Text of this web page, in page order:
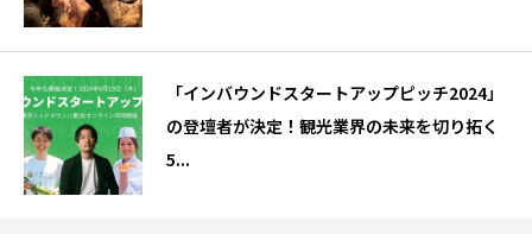
「インバウンドスタートアップピッチ2024」
の登壇者が決定！観光業界の未来を切り拓く
5...